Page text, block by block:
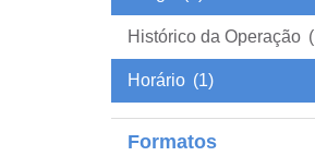
Histórico da Operação
Horário (1)
Formatos